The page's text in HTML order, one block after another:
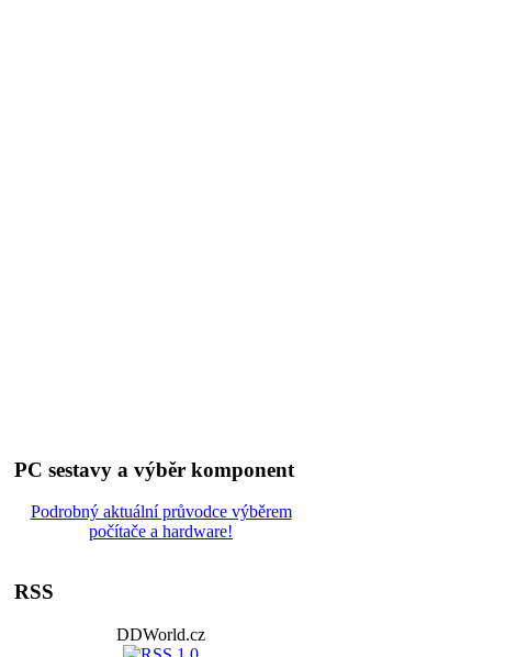
PC sestavy a výběr komponent
Podrobný aktuální průvodce výběrem
počítače a hardware!
RSS
DDWorld.cz